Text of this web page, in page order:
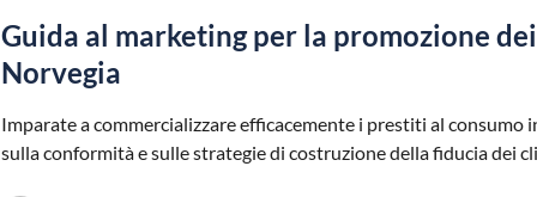
Guida al marketing per la promozione
Norvegia
Imparate a commercializzare efficacemente i prestiti al consumo
sulla conformità e sulle strategie di costruzione della fiducia dei